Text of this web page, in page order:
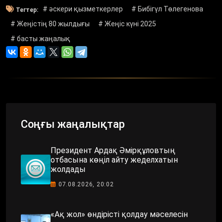
Тегтер: # әскери қызметкерлер
# Бибігүл Төлегенова
# Жеңістің 80 жылдығы
# Жеңіс күні 2025
# басты жаңалық
Соңғы жаңалықтар
Президент Ардақ Әмірқұловтың
отбасына көңіл айту жеделхатын
жолдады
07.08.2026, 20:02
«Ақ жол» өндірісті қолдау мәселесін